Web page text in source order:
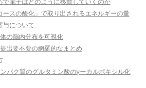
ースの酸化」で取り出されるエネルギーの量
与について
の脳内分布を可視化
出要不要の網羅的なまとめ
パク質のグルタミン酸のγーカルボキシル化